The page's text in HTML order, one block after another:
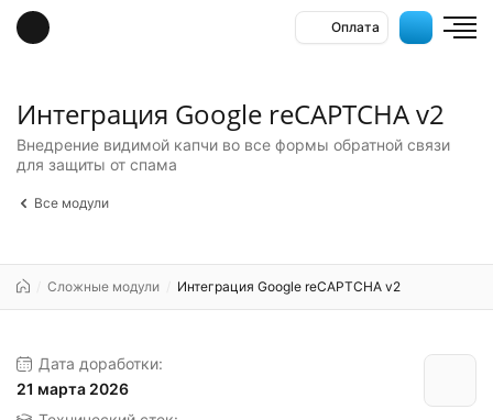
Оплата
Интеграция Google reCAPTCHA v2
Внедрение видимой капчи во все формы обратной связи
для защиты от спама
Все модули
Сложные модули Интеграция Google reCAPTCHA v2
Дата доработки:
21 марта 2026